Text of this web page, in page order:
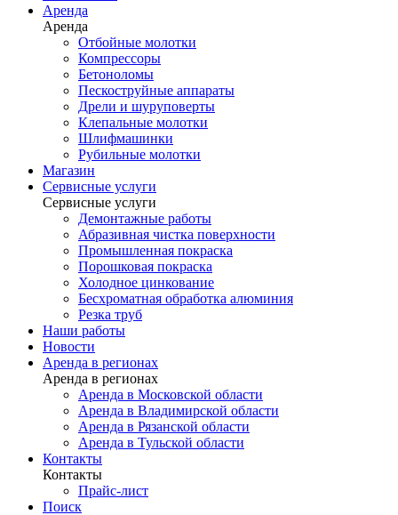
Аренда
Аренда
Отбойные молотки
Компрессоры
Бетоноломы
Пескоструйные аппараты
Дрели и шуруповерты
Клепальные молотки
Шлифмашинки
Рубильные молотки
Магазин
Сервисные услуги
Сервисные услуги
Демонтажные работы
Абразивная чистка поверхности
Промышленная покраска
Порошковая покраска
Холодное цинкование
Бесхроматная обработка алюминия
Резка труб
Наши работы
Новости
Аренда в регионах
Аренда в регионах
Аренда в Московской области
Аренда в Владимирской области
Аренда в Рязанской области
Аренда в Тульской области
Контакты
Контакты
Прайс-лист
Поиск